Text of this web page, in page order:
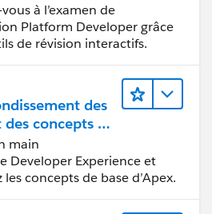
à l’examen de
Platform Developer grâce
de révision interactifs.
des
concepts de
main
Developer Experience et
concepts de base d’Apex.